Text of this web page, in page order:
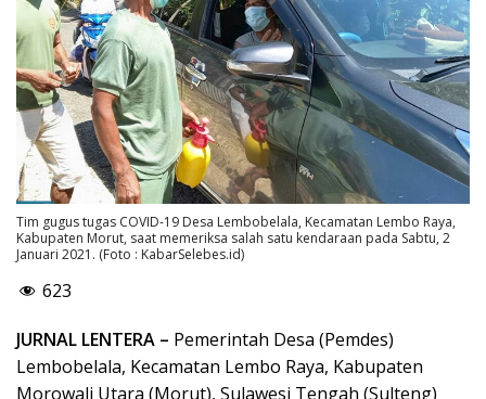
Tim gugus tugas COVID-19 Desa Lembobelala, Kecamatan Lembo Raya,
Kabupaten Morut, saat memeriksa salah satu kendaraan pada Sabtu, 2
Januari 2021. (Foto : KabarSelebes.id)
623
JURNAL LENTERA – Pemerintah Desa (Pemdes)
Lembobelala, Kecamatan Lembo Raya, Kabupaten
Morowali Utara (Morut), Sulawesi Tengah (Sulteng)